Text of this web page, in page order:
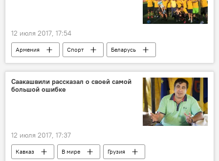
12 июля 2017, 17:54
Армения Спорт
Беларусь
Борисов
матч
Лига чемпионов
второй раунд
ФК Алашкерт БАТЭ
Cаакашвили рассказал о своей самой
большой ошибке
12 июля 2017, 17:37
Кавказ В мире
Грузия